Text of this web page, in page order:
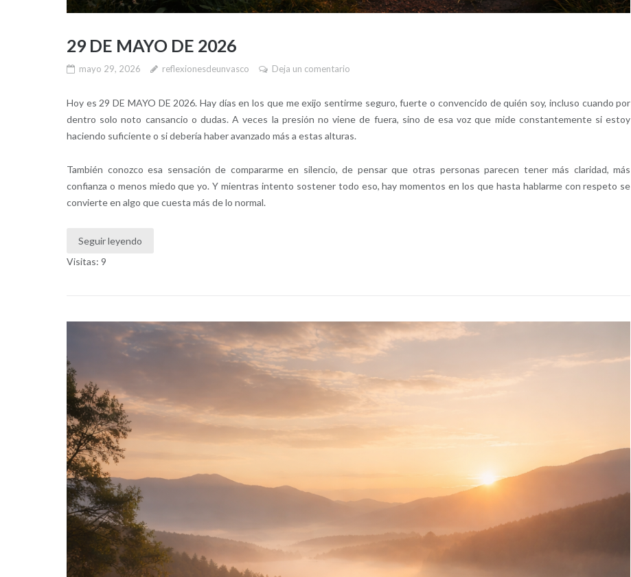
29 DE MAYO DE 2026
mayo 29, 2026 reflexionesdeunvasco Deja un comentario
Hoy es 29 DE MAYO DE 2026. Hay días en los que me exijo sentirme seguro, fuerte o convencido de quién soy, incluso cuando por
dentro solo noto cansancio o dudas. A veces la presión no viene de fuera, sino de esa voz que mide constantemente si estoy
haciendo suficiente o si debería haber avanzado más a estas alturas.
También conozco esa sensación de compararme en silencio, de pensar que otras personas parecen tener más claridad, más
confianza o menos miedo que yo. Y mientras intento sostener todo eso, hay momentos en los que hasta hablarme con respeto se
convierte en algo que cuesta más de lo normal.
Seguir leyendo
Visitas: 9